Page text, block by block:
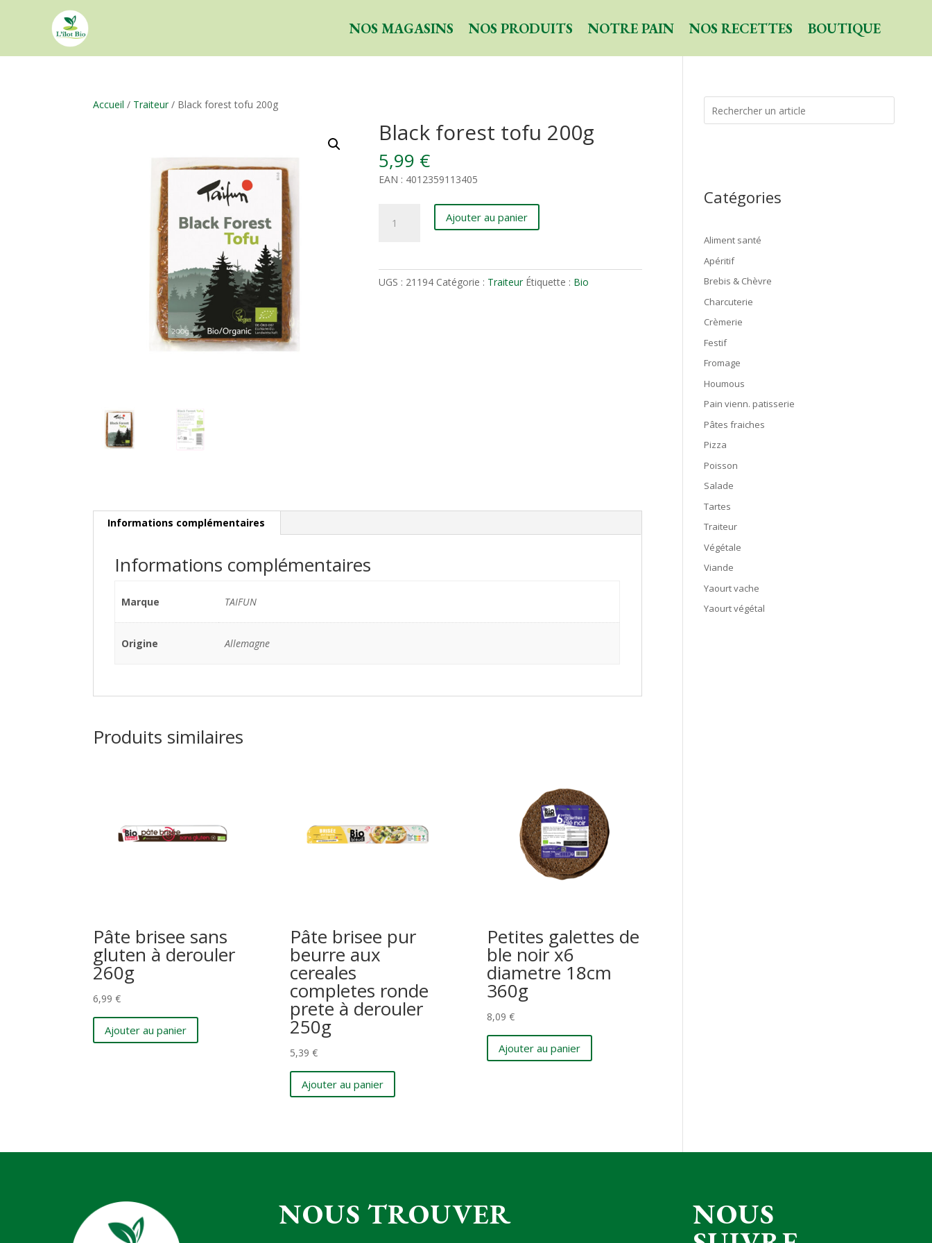
NOS MAGASINS NOS PRODUITS NOTRE PAIN NOS RECETTES BOUTIQUE
Accueil / Traiteur/ Black forest tofu 200g
Black forest tofu 200g
5,99 €
EAN : 4012359113405
Ajouter au panier
UGS : 21194 Catégorie : Traiteur Étiquette : Bio
Informations complémentaires
Informations complémentaires
Marque TAIFUN
Origine Allemagne
Produits similaires
Pâte brisee sans
gluten à derouler
260g
6,99€
Ajouter au panier
Pâte brisee pur
beurre aux
cereales
completes ronde
prete à derouler
250g
5,39 €
Ajouter au panier
Petites galettes de
ble noir x6
diametre 18cm
360g
8,09 €
Ajouter au panier
Catégories
Aliment santé
Apéritif
Brebis & Chèvre
Charcuterie
Crèmerie
Festif
Fromage
Houmous
Pain vienn. patisserie
Pâtes fraiches
Pizza
Poisson
Salade
Tartes
Traiteur
Végétale
Viande
Yaourt vache
Yaourt végétal
NOUS TROUVER NOUS